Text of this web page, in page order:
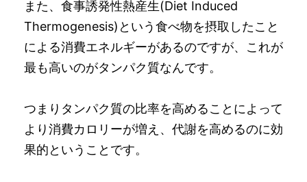
また、食事誘発性熱産生(Diet Induced
Thermogenesis)という食べ物を摂取したこと
による消費エネルギーがあるのですが、これが
最も高いのがタンパク質なんです。
つまりタンパク質の比率を高めることによって
より消費カロリーが増え、代謝を高めるのに効
果的ということです。